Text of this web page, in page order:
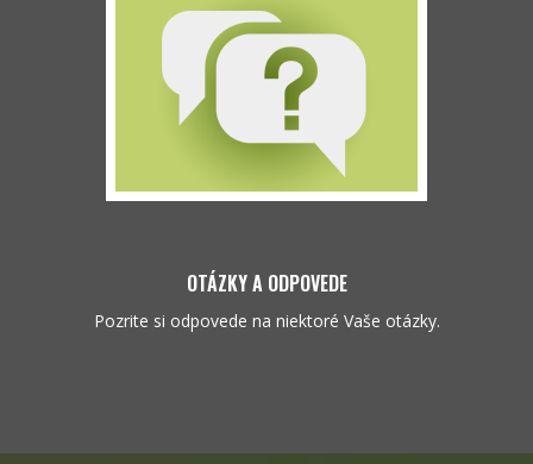
OTÁZKY A ODPOVEDE
Pozrite si odpovede na niektoré Vaše otázky.